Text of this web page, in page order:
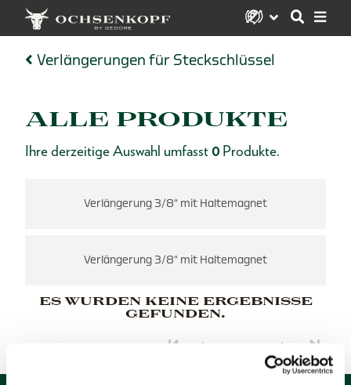
Verlängerungen für Steckschlüssel
ALLE PRODUKTE
Ihre derzeitige Auswahl umfasst 0 Produkte.
Verlängerung 3/8" mit Haltemagnet
Verlängerung 3/8" mit Haltemagnet
ES WURDEN KEINE ERGEBNISSE
GEFUNDEN.
1 von 1